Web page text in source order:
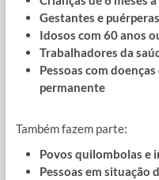
Gestantes e puérperas
Idosos com 60 anos
Trabalhadores da
Pessoas com
permanente
Também fazem parte:
Povos quilombolas e
Pessoas em situação